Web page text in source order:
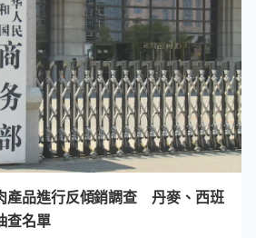
產品進行反傾銷調查 丹麥、西班
查名單